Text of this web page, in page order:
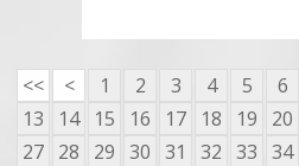
<< < 1 2 3 4 5 6
13
14 15 16 17 18 19 20
27 28 29 30 31 32 33 34